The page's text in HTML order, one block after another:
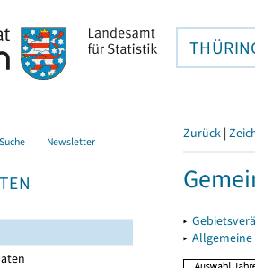
Suche Newsletter Zurück |
▸
▸